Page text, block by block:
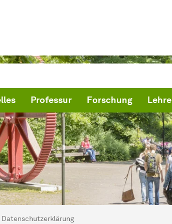
Professur Forschung Lehre
hier:
Datenschutzerklärung